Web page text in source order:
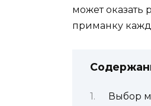
может
приманку
Выбор